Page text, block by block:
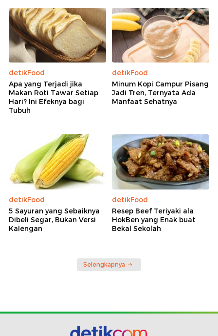
detikFood
Apa yang Terjadi jika
Makan Roti Tawar Setiap
Hari? Ini Efeknya bagi
Tubuh
detikFood
Minum Kopi Campur Pisang
Jadi Tren, Ternyata Ada
Manfaat Sehatnya
detikFood
5 Sayuran yang Sebaiknya
Dibeli Segar, Bukan Versi
Kalengan
detikFood
Resep Beef Teriyaki ala
HokBen yang Enak buat
Bekal Sekolah
Selengkapnya